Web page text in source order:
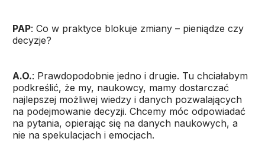
PAP: Co w praktyce blokuje zmiany – pieniądze czy
decyzje?
A.O.: Prawdopodobnie jedno i drugie. Tu chciałabym
podkreślić, że my, naukowcy, mamy dostarczać
najlepszej możliwej wiedzy i danych pozwalających
na podejmowanie decyzji. Chcemy móc odpowiadać
na pytania, opierając się na danych naukowych, a
nie na spekulacjach i emocjach.